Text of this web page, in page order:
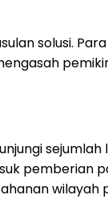
solusi.
pemberian
wilayah